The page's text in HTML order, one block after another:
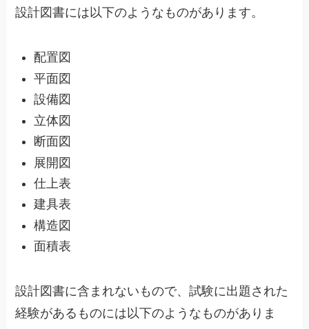
設計図書には以下のようなものがあります。
配置図
平面図
設備図
立体図
断面図
展開図
仕上表
建具表
構造図
面積表
設計図書に含まれないもので、試験に出題された
経験があるものには以下のようなものがありま